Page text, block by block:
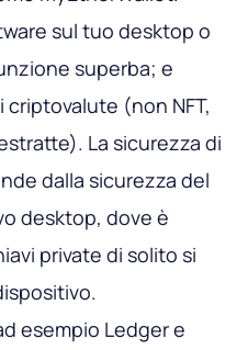
sul tuo desktop o
superba; e
(non NFT,
La sicurezza di
dalla sicurezza del
desktop, dove è
private di solito si
esempio Ledger e